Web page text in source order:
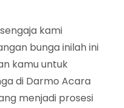
kami
bunga inilah ini
kamu untuk
di Darmo Acara
menjadi prosesi